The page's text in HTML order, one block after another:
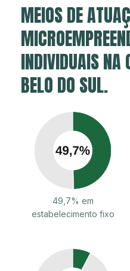
MEIOS DE
INDIVIDUAIS NA
BELO DO SUL.
49,7% em
estabelecimento fixo